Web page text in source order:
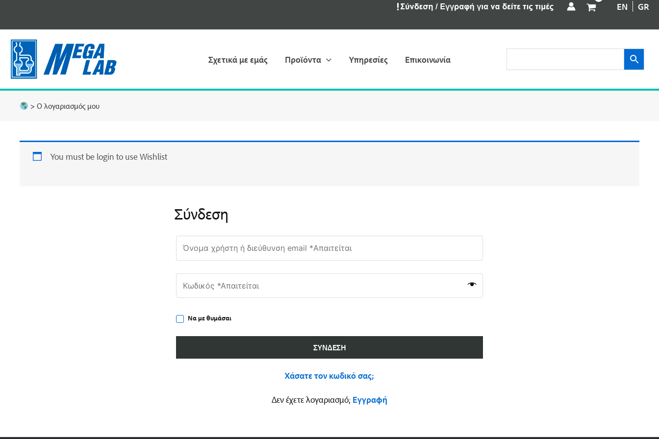
EN GR
Σχετικά με εμάς Προϊόντα Υπηρεσίες Επικοινωνία
>Ο λογαριασμός μου
You must be login to use Wishlist
Σύνδεση
Να με θυμάσαι
ΣΎΝΔΕΣΗ
Χάσατε τον κωδικό σας;
Δεν έχετε λογαριασμό; Εγγραφή